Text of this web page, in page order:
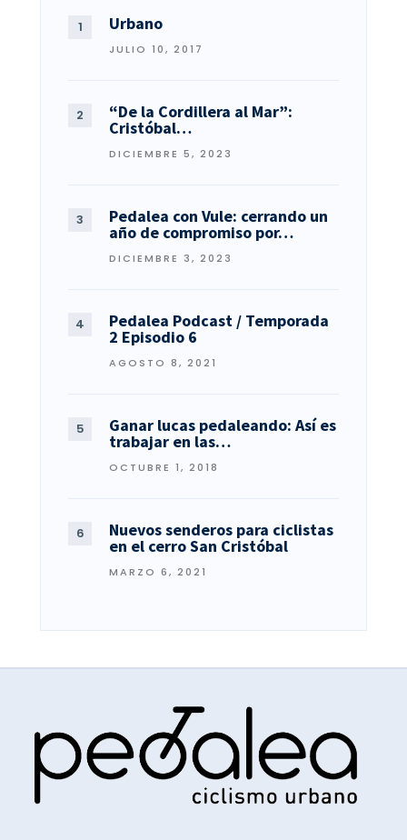
Urbano
JULIO 10, 2017
“De la Cordillera al Mar”:
Cristóbal…
DICIEMBRE 5, 2023
Pedalea con Vule: cerrando un
año de compromiso por…
DICIEMBRE 3, 2023
Pedalea Podcast / Temporada
2 Episodio 6
AGOSTO 8, 2021
Ganar lucas pedaleando: Así es
trabajar en las…
OCTUBRE 1, 2018
Nuevos senderos para ciclistas
en el cerro San Cristóbal
MARZO 6, 2021